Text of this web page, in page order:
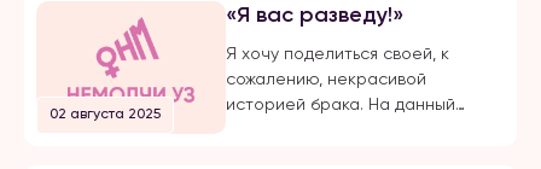
02 августа 2025
«Я вас разведу!»
Я хочу поделиться своей, к
сожалению, некрасивой
историей брака. На данный